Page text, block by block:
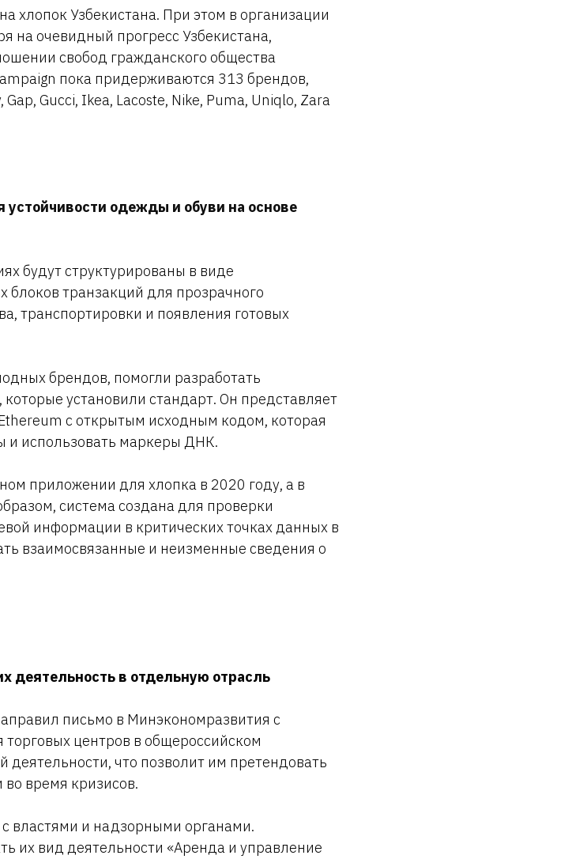
хлопок Узбекистана. При этом в организации
на очевидный прогресс Узбекистана,
свобод гражданского общества
пока придерживаются 313 брендов,
Gucci, Ikea, Lacoste, Nike, Puma, Uniqlo, Zara
одежды и обуви на основе
будут структурированы в виде
блоков транзакций для прозрачного
транспортировки и появления готовых
брендов, помогли разработать
установили стандарт. Он представляет
с открытым исходным кодом, которая
и использовать маркеры ДНК.
приложении для хлопка в 2020 году, а в
система создана для проверки
информации в критических точках данных в
взаимосвязанные и неизменные сведения о
деятельность в отдельную отрасль
письмо в Минэкономразвития с
центров в общероссийском
деятельности, что позволит им претендовать
время кризисов.
властями и надзорными органами.
их вид деятельности «Аренда и управление